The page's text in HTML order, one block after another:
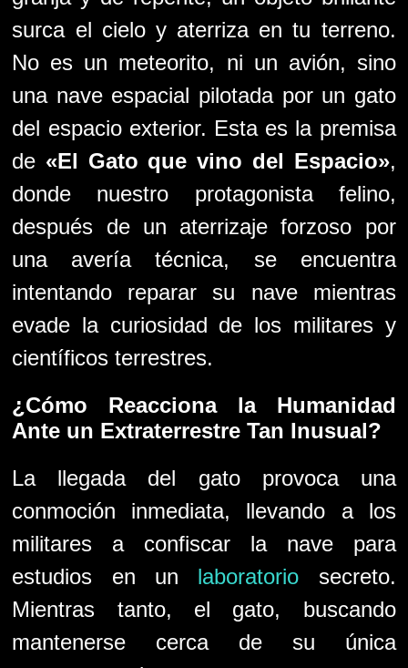
surca el cielo y aterriza en tu terreno.
No es un meteorito, ni un avión, sino
una nave espacial pilotada por un gato
del espacio exterior. Esta es la premisa
de «El Gato que vino del Espacio»,
donde nuestro protagonista felino,
después de un aterrizaje forzoso por
una avería técnica, se encuentra
intentando reparar su nave mientras
evade la curiosidad de los militares y
científicos terrestres.
¿Cómo Reacciona la Humanidad
Ante un Extraterrestre Tan Inusual?
La llegada del gato provoca una
conmoción inmediata, llevando a los
militares a confiscar la nave para
estudios en un laboratorio secreto.
Mientras tanto, el gato, buscando
mantenerse cerca de su única